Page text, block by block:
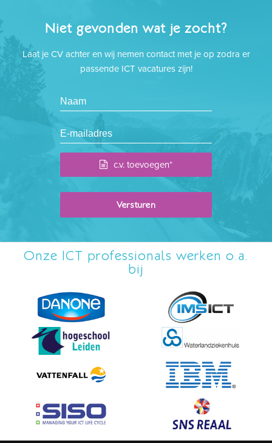
Niet gevonden wat je zocht?
Laat je CV achter en wij nemen contact met je op zodra er
passende ICT vacatures zijn!
c.v. toevoegen*
Onze ICT professionals werken o.a.
bij